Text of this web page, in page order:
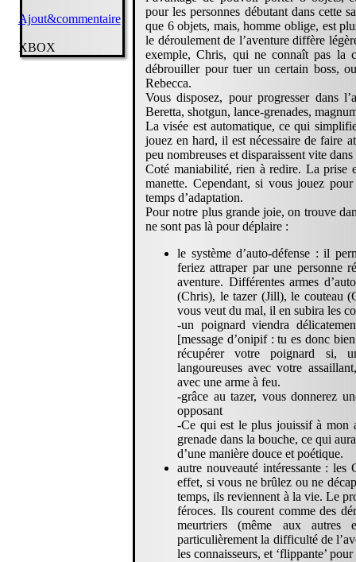
Ajout&commentaire
XBOX
pour les personnes débutant dans cette
que 6 objets, mais, homme oblige, est
le déroulement de l’aventure diffère
exemple, Chris, qui ne connaît pas la
débrouiller pour tuer un certain boss,
Rebecca.
Vous disposez, pour progresser dans
Beretta, shotgun, lance-grenades,
La visée est automatique, ce qui
jouez en hard, il est nécessaire de faire
peu nombreuses et disparaissent vite
Coté maniabilité, rien à redire. La prise
manette. Cependant, si vous jouez
temps d’adaptation.
Pour notre plus grande joie, on trouve
ne sont pas là pour déplaire :
le système d’auto-défense : il
feriez attraper par une personne
aventure. Différentes armes
(Chris), le tazer (Jill), le couteau
vous veut du mal, il en subira les
-un poignard viendra
[message d’onipif : tu es donc
récupérer votre poignard si,
langoureuses avec votre
avec une arme à feu.
-grâce au tazer, vous donnerez
opposant
-Ce qui est le plus jouissif à mon
grenade dans la bouche, ce qui
d’une manière douce et poétique.
autre nouveauté intéressante :
effet, si vous ne brûlez ou ne
temps, ils reviennent à la vie. Le
féroces. Ils courent comme des
meurtriers (même aux autres
particulièrement la difficulté de
les connaisseurs, et ‘flippante’